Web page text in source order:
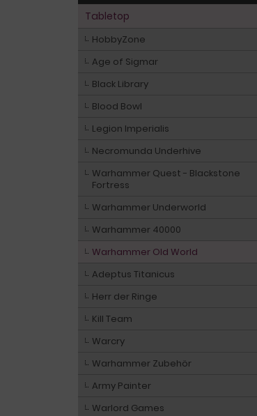
Tabletop
HobbyZone
Age of Sigmar
Black Library
Blood Bowl
Legion Imperialis
Necromunda Underhive
Warhammer Quest - Blackstone
Fortress
Warhammer Underworld
Warhammer 40000
Warhammer Old World
Adeptus Titanicus
Herr der Ringe
Kill Team
Warcry
Warhammer Zubehör
Army Painter
Warlord Games